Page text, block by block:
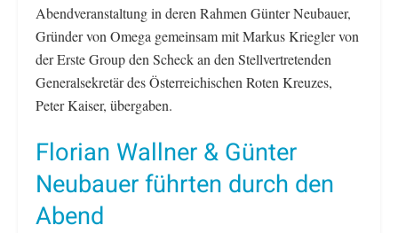
Abendveranstaltung in deren Rahmen Günter Neubauer,
Gründer von Omega gemeinsam mit Markus Kriegler von
der Erste Group den Scheck an den Stellvertretenden
Generalsekretär des Österreichischen Roten Kreuzes,
Peter Kaiser, übergaben.
Florian Wallner & Günter
Neubauer führten durch den
Abend